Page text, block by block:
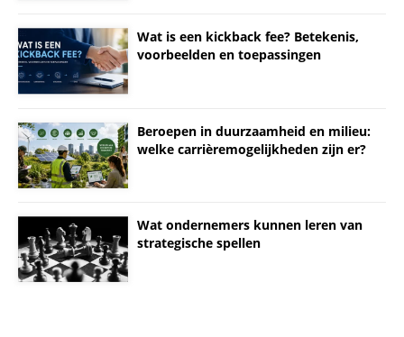
Wat is een kickback fee? Betekenis,
voorbeelden en toepassingen
Beroepen in duurzaamheid en milieu:
welke carrièremogelijkheden zijn er?
Wat ondernemers kunnen leren van
strategische spellen